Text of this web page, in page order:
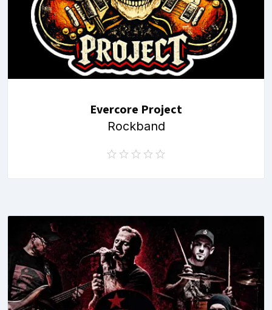
Evercore Project
Rockband